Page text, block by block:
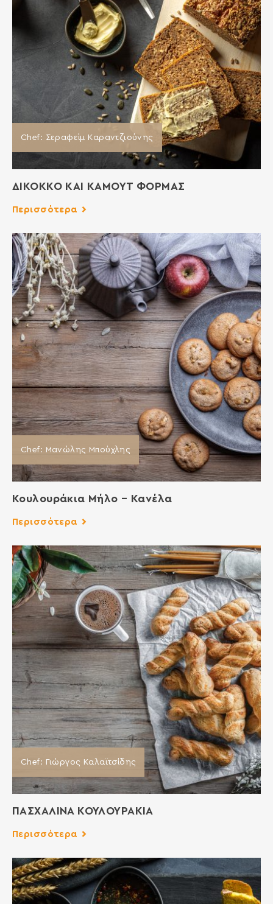
Chef: Σεραφείμ Καραντζιούνης
ΔΙΚΟΚΚΟ ΚΑΙ ΚΑΜΟΥΤ ΦΟΡΜΑΣ
Περισσότερα
Chef: Μανώλης Μπούχλης
Κουλουράκια Μήλο – Κανέλα
Περισσότερα
Chef: Γιώργος Καλαϊτσίδης
ΠΑΣΧΑΛΙΝΑ ΚΟΥΛΟΥΡΑΚΙΑ
Περισσότερα